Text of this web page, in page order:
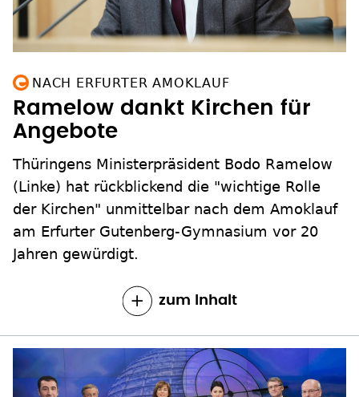
NACH ERFURTER AMOKLAUF
Ramelow dankt Kirchen für
Angebote
Thüringens Ministerpräsident Bodo Ramelow
(Linke) hat rückblickend die "wichtige Rolle
der Kirchen" unmittelbar nach dem Amoklauf
am Erfurter Gutenberg-Gymnasium vor 20
Jahren gewürdigt.
zum Inhalt